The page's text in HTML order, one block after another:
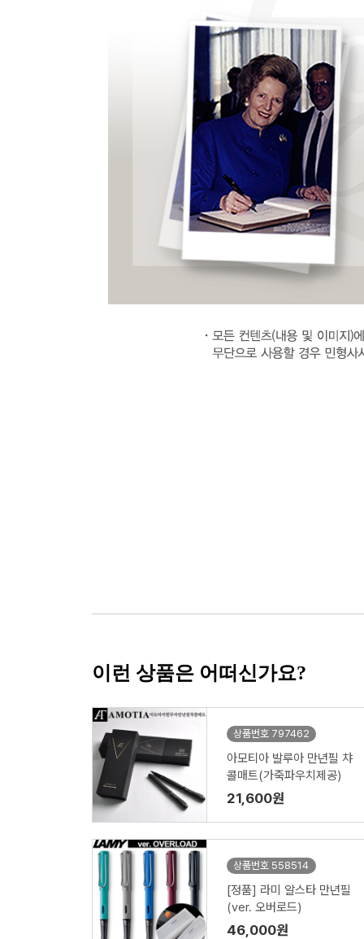
이런 상품은 어떠신가요?
상품번호 797462
아모티아 발루아 만년필 챠
콜매트(가죽파우치제공)
21,600원
상품번호 558514
[정품] 라미 알스타 만년필
(ver. 오버로드)
46,000원